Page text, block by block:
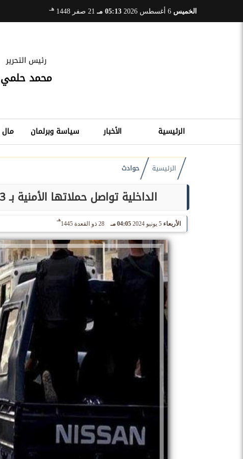
الخميس 05:13 مـ 21 صفر 1448 هـ
رئيس التحرير
محمد حلمي
الرئيسية الأخبار سياسة وبرلمان
الرئيسية حوادث
الداخلية تواصل حملاتها الأمنية بـ 3 محافظات لضبط حائزي المخدرات والأسلحة
الأربعاء 5 يونيو 2024 04:05 مـ 28 ذو القعدة 1445
هـ